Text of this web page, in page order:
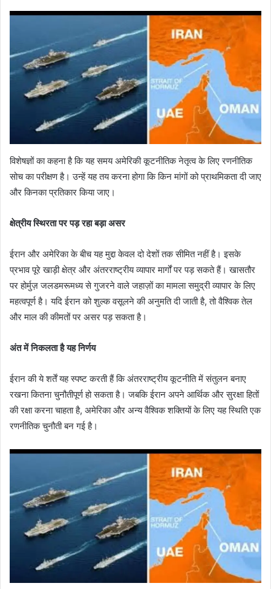
विशेषज्ञों का कहना है कि यह समय अमेरिकी कूटनीतिक नेतृत्व के लिए रणनीतिक
सोच का परीक्षण है। उन्हें यह तय करना होगा कि किन मांगों को प्राथमिकता दी जाए
और किनका प्रतिकार किया जाए।
क्षेत्रीय स्थिरता पर पड़ रहा बड़ा असर
ईरान और अमेरिका के बीच यह मुद्दा केवल दो देशों तक सीमित नहीं है। इसके
प्रभाव पूरे खाड़ी क्षेत्र और अंतरराष्ट्रीय व्यापार मार्गों पर पड़ सकते हैं। खासतौर
पर होर्मुज़ जलडमरूमध्य से गुजरने वाले जहाज़ों का मामला समुद्री व्यापार के लिए
महत्वपूर्ण है। यदि ईरान को शुल्क वसूलने की अनुमति दी जाती है, तो वैश्विक तेल
और माल की कीमतों पर असर पड़ सकता है।
अंत में निकलता है यह निर्णय
ईरान की ये शर्तें यह स्पष्ट करती हैं कि अंतरराष्ट्रीय कूटनीति में संतुलन बनाए
रखना कितना चुनौतीपूर्ण हो सकता है। जबकि ईरान अपने आर्थिक और सुरक्षा हितों
की रक्षा करना चाहता है, अमेरिका और अन्य वैश्विक शक्तियों के लिए यह स्थिति एक
रणनीतिक चुनौती बन गई है।